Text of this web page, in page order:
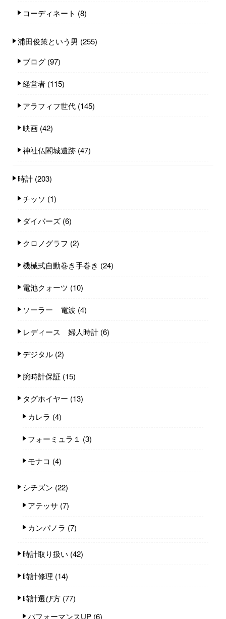
コーディネート (8)
浦田俊策という男 (255)
ブログ (97)
経営者 (115)
アラフィフ世代 (145)
映画 (42)
神社仏閣城遺跡 (47)
時計 (203)
チッソ (1)
ダイバーズ (6)
クロノグラフ (2)
機械式自動巻き手巻き (24)
電池クォーツ (10)
ソーラー 電波 (4)
レディース 婦人時計 (6)
デジタル (2)
腕時計保証 (15)
タグホイヤー (13)
カレラ (4)
フォーミュラ１ (3)
モナコ (4)
シチズン (22)
アテッサ (7)
カンパノラ (7)
時計取り扱い (42)
時計修理 (14)
時計選び方 (77)
パフォーマンスUP (6)